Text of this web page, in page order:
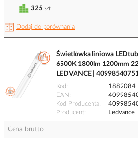
Dodaj do porównania
325 szt
Świetlówka liniowa
6500K 1800lm 1200mm
LEDVANCE |
Kod
1882084
EAN
Kod Producenta
Producent
Ledvance
Cena brutto